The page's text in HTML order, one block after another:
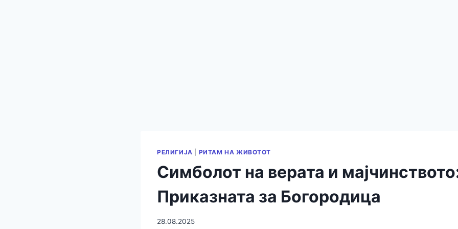
РЕЛИГИЈА РИТАМ НА ЖИВОТОТ
Симболот на верата и
Приказната за Богородица
28.08.2025